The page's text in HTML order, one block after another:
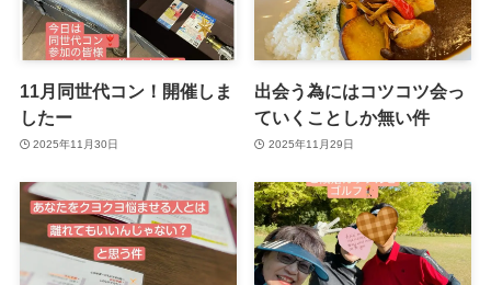
11月同世代コン！開催しま
したー
2025年11月30日
出会う為にはコツコツ会っ
ていくことしか無い件
2025年11月29日